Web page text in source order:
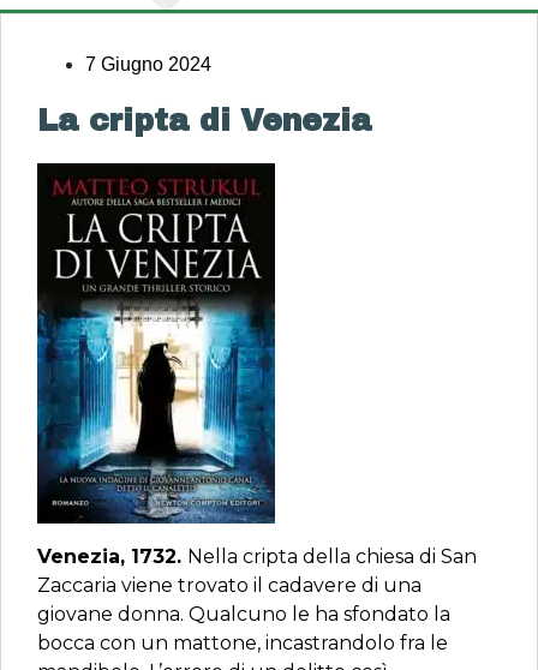
7 Giugno 2024
La cripta di Venezia
Venezia, 1732. Nella cripta della chiesa di San
Zaccaria viene trovato il cadavere di una
giovane donna. Qualcuno le ha sfondato la
bocca con un mattone, incastrandolo fra le